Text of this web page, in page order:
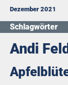
Dezember 2021
Schlagwörter
Andi